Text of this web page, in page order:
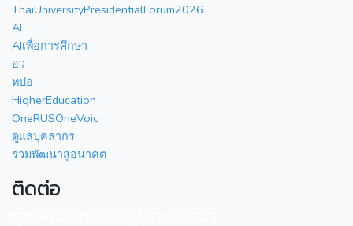
ThaiUniversityPresidentialForum2026
AI
AIเพื่อการศึกษา
อว
ทปอ
HigherEducation
OneRUSOneVoic
ดูแลบุคลากร
ร่วมพัฒนาสู่อนาคต
ติดต่อ